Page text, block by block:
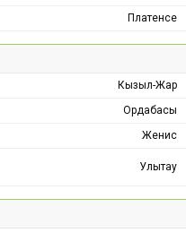
Платенсе
Кызыл-Жар
Ордабасы
Женис
Улытау